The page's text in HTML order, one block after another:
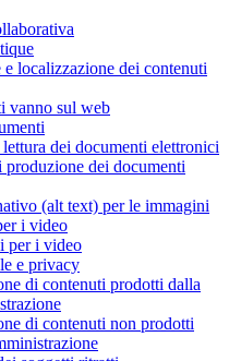
localizzazione dei contenuti
vanno sul web
dei documenti elettronici
dei documenti
(alt text) per le immagini
i video
per i video
e privacy
di contenuti prodotti dalla
di contenuti non prodotti